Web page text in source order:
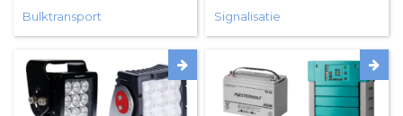
Bulktransport Signalisatie